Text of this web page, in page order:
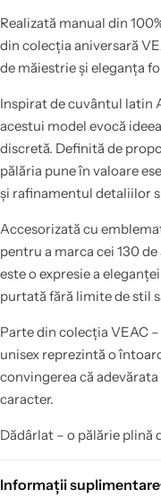
Realizată manual din
din colecția aniversară
de măiestrie și eleganța
Inspirat de cuvântul latin
acestui model evocă
discretă. Definită de
pălăria pune în valoare
și rafinamentul detaliilor
Accesorizată cu
pentru a marca cei 130
este o expresie a
purtată fără limite de stil
Parte din colecția VEAC
unisex reprezintă o
convingerea că
caracter.
Dădârlat – o pălărie plină
Informații suplimentare